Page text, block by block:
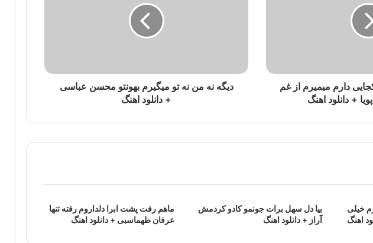
دارم میمیرم از غم
+ دانلود اهنگ
دیگه نه من نه تو میگیرم بهونتو محسن عباسی
+ دانلود اهنگ
خیلی
اهنگ
بیا دل سهل برات جونمو کادو کردمش
آراز + دانلود اهنگ
ماهم رفت پشت ابرا دلداروم رفته تنها
عرفان طهماسبی + دانلود اهنگ